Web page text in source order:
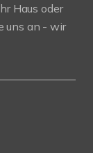
Haus oder
uns an - wir